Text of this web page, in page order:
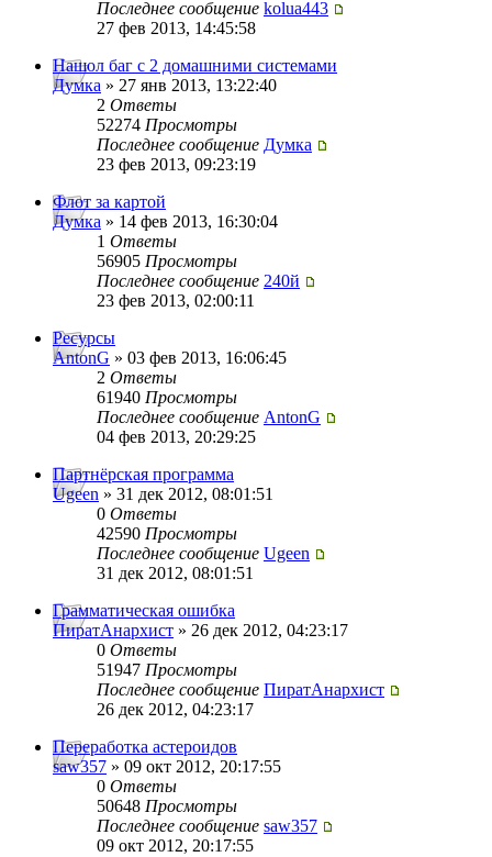
Последнее сообщение kolua443
27 фев 2013, 14:45:58
Нашол баг с 2 домашними системами
Думка » 27 янв 2013, 13:22:40
2 Ответы
52274 Просмотры
Последнее сообщение Думка
23 фев 2013, 09:23:19
Флот за картой
Думка » 14 фев 2013, 16:30:04
1 Ответы
56905 Просмотры
Последнее сообщение 240й
23 фев 2013, 02:00:11
Ресурсы
AntonG » 03 фев 2013, 16:06:45
2 Ответы
61940 Просмотры
Последнее сообщение AntonG
04 фев 2013, 20:29:25
Партнёрская программа
Ugeen » 31 дек 2012, 08:01:51
0 Ответы
42590 Просмотры
Последнее сообщение Ugeen
31 дек 2012, 08:01:51
Грамматическая ошибка
ПиратАнархист » 26 дек 2012, 04:23:17
0 Ответы
51947 Просмотры
Последнее сообщение ПиратАнархист
26 дек 2012, 04:23:17
Переработка астероидов
saw357 » 09 окт 2012, 20:17:55
0 Ответы
50648 Просмотры
Последнее сообщение saw357
09 окт 2012, 20:17:55